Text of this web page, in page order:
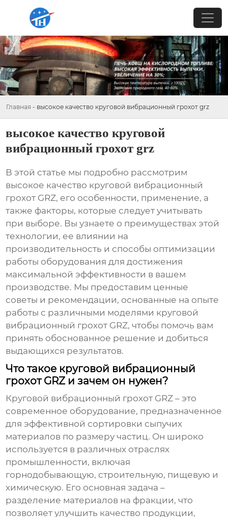
Главная - высокое качество круговой вибрационный грохот grz
высокое качество круговой
вибрационный грохот grz
В этой статье мы подробно рассмотрим
высокое качество круговой вибрационный
грохот GRZ, его особенности, применение, а
также факторы, которые следует учитывать
при выборе. Вы узнаете о преимуществах этой
технологии, ее влиянии на
производительность и способы оптимизации
работы оборудования для достижения
максимальной эффективности в вашем
производстве. Мы предоставим ценные
советы и рекомендации, основанные на опыте
работы с различными моделями круговой
вибрационный грохот GRZ, чтобы помочь вам
принять обоснованное решение и добиться
выдающихся результатов.
Что такое круговой вибрационный
грохот GRZ и зачем он нужен?
Круговой вибрационный грохот GRZ – это
современное оборудование, предназначенное
для эффективной сортировки сыпучих
материалов по размеру частиц. Он широко
используется в различных отраслях
промышленности, включая
горнодобывающую, строительную, пищевую и
химическую. Его основная задача –
разделение материалов на фракции, что
позволяет улучшить качество продукции,